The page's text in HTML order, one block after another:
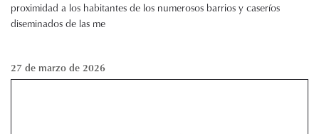
proximidad a los habitantes de los numerosos barrios y caseríos
diseminados de las me
27 de marzo de 2026